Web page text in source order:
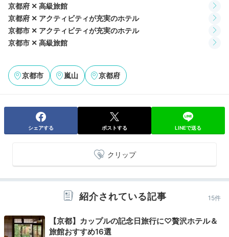
取り合わせそして嵐峡の風景を映した滋味豊かな日本料
理を堪能できます。
Night
奥嵐山の自然の音に包まれ
2人きりの時間を満喫
京都府 ✕ 高級旅館
京都府 ✕ アクティビティが充実のホテル
京都市 ✕ アクティビティが充実のホテル
京都市 ✕ 高級旅館
京都市 嵐山 京都府
シェアする ポストする LINEで送る
クリップ
紹介されている記事 15件
【京都】カップルの記念日旅行に♡贅沢ホテル＆
旅館おすすめ16選